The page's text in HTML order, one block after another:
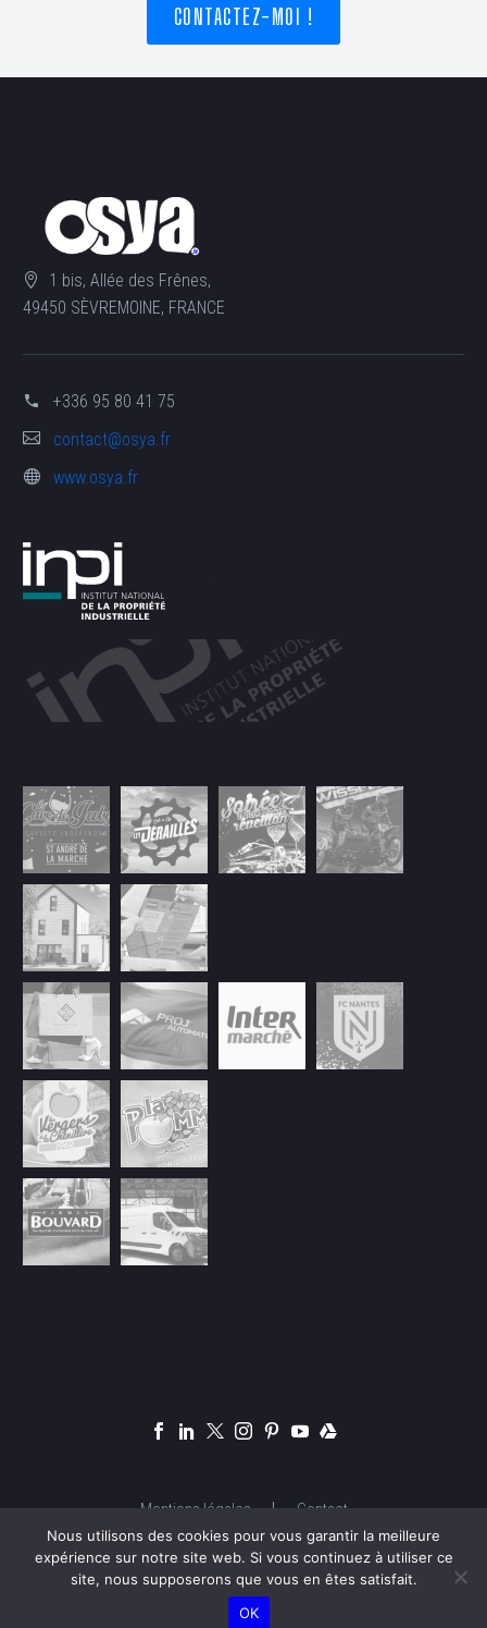
CONTACTEZ-MOI !
1 bis, Allée des Frênes,
49450 SÈVREMOINE, FRANCE
+336 95 80 41 75
contact@osya.fr
www.osya.fr
Mentions légales Contact
© Copyright 2026 OSYA Studio | OSYA.FR
Nous utilisons des cookies pour vous garantir la meilleure
expérience sur notre site web. Si vous continuez à utiliser ce
site, nous supposerons que vous en êtes satisfait.
OK